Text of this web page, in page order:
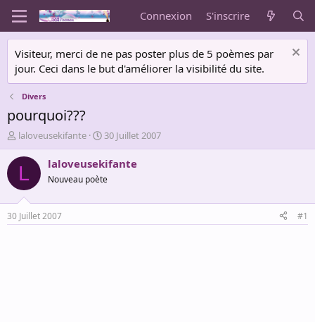
Connexion S'inscrire
Visiteur, merci de ne pas poster plus de 5 poèmes par
jour. Ceci dans le but d'améliorer la visibilité du site.
Divers
pourquoi???
A
u
t
r
d
e
laloveusekifante
D
a
t
d
é
30 Juillet 2007
L laloveusekifante
Nouveau poète
30 Juillet 2007 #1